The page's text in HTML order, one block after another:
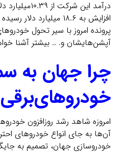
افزایش به ۱۸.۶ میلیارد
پرونده امروز با سیر تحول
آپشن‌هایشان و. .. بیشتر آشنا
چرا جهان به
امروزه شاهد رشد روز‌افزون
آن‌ها به جای انواع خودرو‌های
خودرو‌سازی جهان، تصمیم به